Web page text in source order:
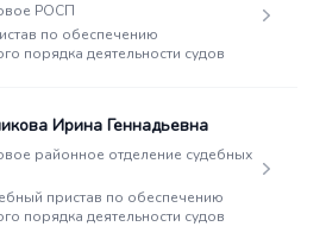
РОСП
по обеспечению
порядка деятельности судов
Ирина Геннадьевна
районное отделение судебных
пристав по обеспечению
порядка деятельности судов